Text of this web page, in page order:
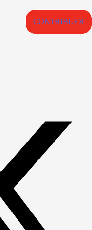
CONTRIBUER